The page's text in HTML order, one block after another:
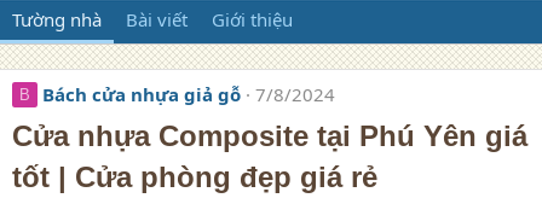
Tường nhà Bài viết Giới thiệu
B Bách cửa nhựa giả gỗ 7/8/2024
Cửa nhựa Composite tại Phú Yên giá
tốt | Cửa phòng đẹp giá rẻ